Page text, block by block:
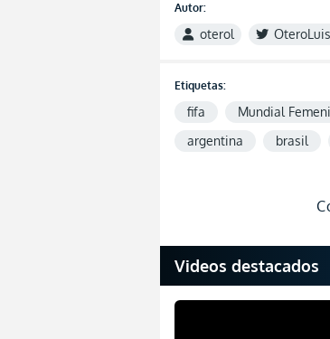
Autor:
oterol
Etiquetas:
fifa Mundial
argentina
brasil
Videos destacados